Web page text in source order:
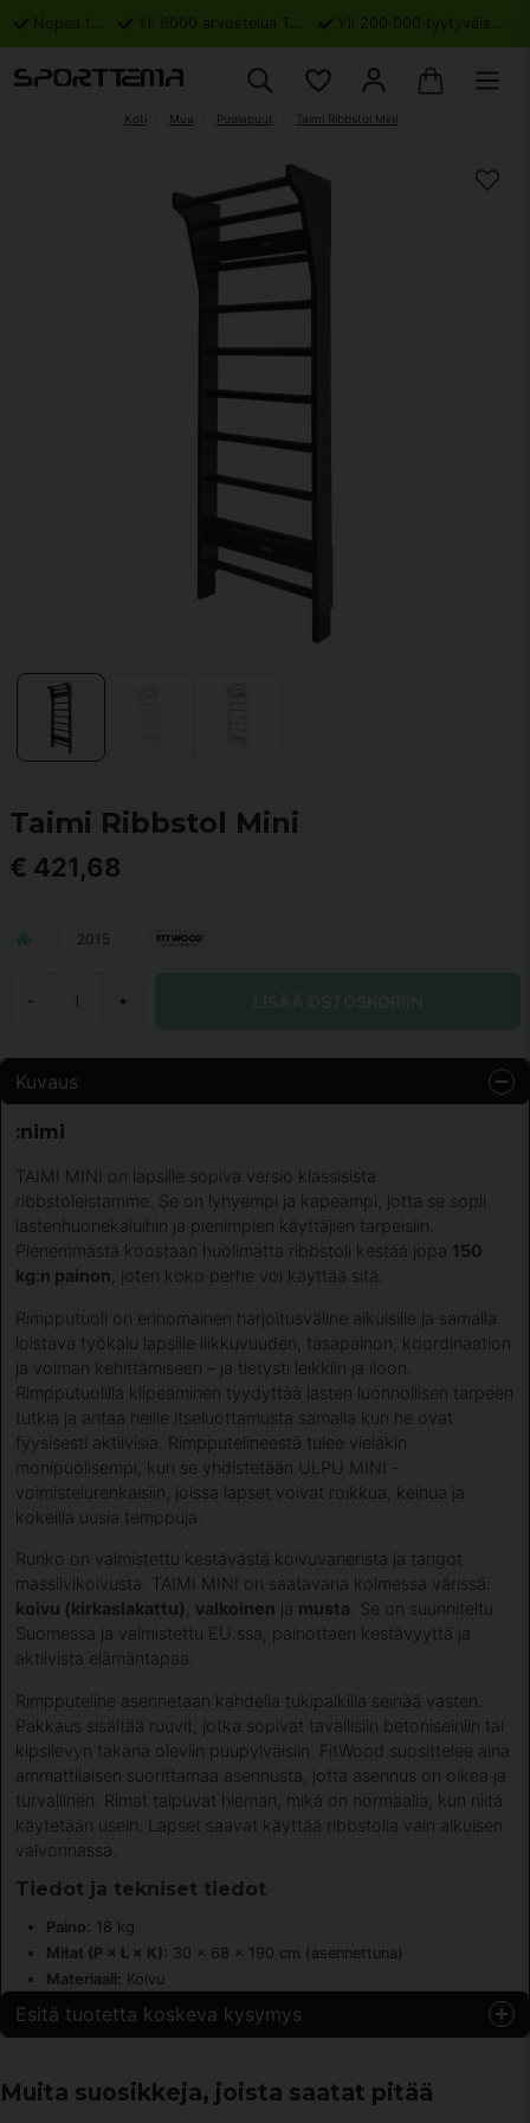
Nopea toimitus Yli 6000 arvostelua Trustpilotissa Yli 200 000 tyytyväistä asiakasta
Koti Muu Puolapuut Taimi Ribbstol Mini
Taimi Ribbstol Mini
€ 421,68
2015
- +
Kuvaus
:nimi
TAIMI MINI on lapsille sopiva versio klassisista
ribbstoleistamme. Se on lyhyempi ja kapeampi, jotta se sopii
lastenhuonekaluihin ja pienimpien käyttäjien tarpeisiin.
Pienemmästä koostaan huolimatta ribbstoli kestää jopa 150
kg:n painon , joten koko perhe voi käyttää sitä.
Rimpputuoli on erinomainen harjoitusväline aikuisille ja samalla
loistava työkalu lapsille liikkuvuuden, tasapainon, koordinaation
ja voiman kehittämiseen – ja tietysti leikkiin ja iloon.
Rimpputuolilla kiipeäminen tyydyttää lasten luonnollisen tarpeen
tutkia ja antaa heille itseluottamusta samalla kun he ovat
fyysisesti aktiivisia. Rimpputelineestä tulee vieläkin
monipuolisempi, kun se yhdistetään ULPU MINI -
voimistelurenkaisiin, joissa lapset voivat roikkua, keinua ja
kokeilla uusia temppuja.
Runko on valmistettu kestävästä koivuvanerista ja tangot
massiivikoivusta. TAIMI MINI on saatavana kolmessa värissä:
koivu (kirkaslakattu)
valkoinen ja musta . Se on suunniteltu
Suomessa ja valmistettu EU:ssa, painottaen kestävyyttä ja
aktiivista elämäntapaa.
Rimpputeline asennetaan kahdella tukipalkilla seinää vasten.
Pakkaus sisältää ruuvit, jotka sopivat tavallisiin betoniseiniin tai
kipsilevyn takana oleviin puupylväisiin. FitWood suosittelee aina
ammattilaisen suorittamaa asennusta, jotta asennus on oikea ja
turvallinen. Rimat taipuvat hieman, mikä on normaalia, kun niitä
käytetään usein. Lapset saavat käyttää ribbstolia vain aikuisen
valvonnassa.
Tiedot ja tekniset tiedot
Paino: 18 kg
Mitat (P × L × K): 30 × 68 × 190 cm (asennettuna)
Materiaali: Koivu
Esitä tuotetta koskeva kysymys
Kysy meiltä jotain tästä tuotteesta...
Muita suosikkeja, joista saatat pitää